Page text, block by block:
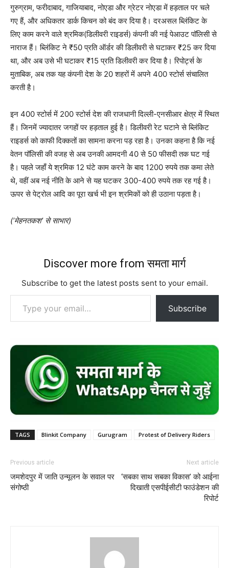
गुरुग्राम, फरीदाबाद, गाजियाबाद, नोएडा और ग्रेटर नोएडा में हड़ताल पर चले
गए हैं, और अधिकतर डार्क किचन को बंद कर दिया है। दरअसल ब्लिंकिट के
लिए काम करने वाले श्रमिक(डिलीवरी राइडर्स) कंपनी की नई पेआउट पॉलिसी से
नाराज हैं। ब्लिंकिट ने ₹50 प्रति ऑर्डर की डिलीवरी से घटाकर ₹25 कर दिया
था, और अब उसे भी घटाकर ₹15 प्रति डिलीवरी कर दिया है। रिपोर्ट्स के
मुताबिक, अब तक यह कंपनी देश के 20 शहरों में अपने 400 स्टोर्स संचालित
करती है।
इन 400 स्टोर्स में 200 स्टोर्स देश की राजधानी दिल्ली-एनसीआर क्षेत्र में स्थित
हैं। जिनमें ज्यादातर जगहों पर हड़ताल हुई है। डिलीवरी रेट घटाने से ब्लिंकिट
राइडर्स को काफी दिक्कतों का सामना करना पड़ रहा है। उनका कहना है कि नई
वेतन पॉलिसी की वजह से अब उनकी आमदनी 40 से 50 फीसदी तक घट गई
है। पहले जहाँ ये श्रमिक 12 घंटे काम करने के बाद 1200 रुपये तक कमा लेते
थे, वहीं अब नई नीति के आने से यह घटकर 300-400 रुपये तक रह गई है।
ऊपर से पेट्रोल आदि का पूरा खर्च भी इन श्रमिकों को ही उठाना पड़ता है।
(‘मेहनतकश’ से साभार)
Discover more from समता मार्ग
Subscribe to get the latest posts sent to your email.
Type your email…
Subscribe
TAGS Blinkit Company Gurugram Protest of Delivery Riders
Previous article
जमशेदपुर में जाति उन्मूलन के सवाल पर
संगोष्ठी
Next article
‘सबका साथ सबका विकास’ को आईना
दिखाती एसपीईसीटी फाउंडेशन की
रिपोर्ट